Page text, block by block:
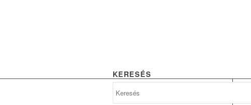
KERESÉS